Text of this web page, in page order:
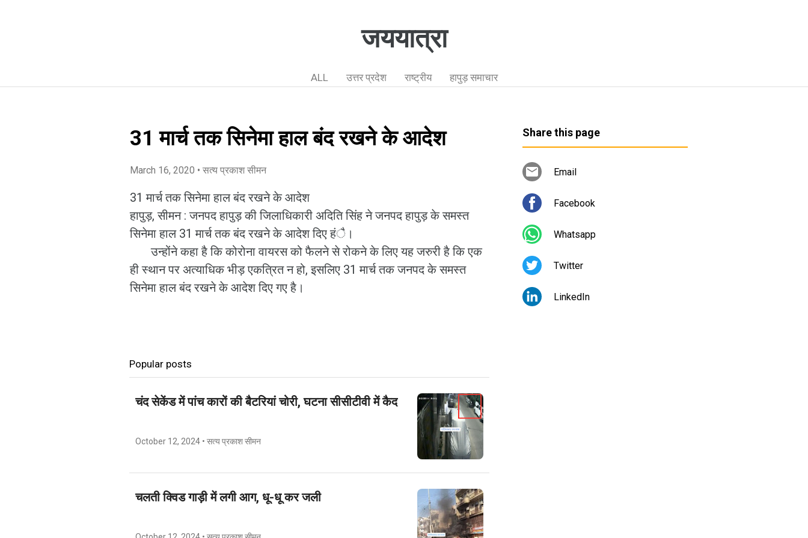
जययात्रा
ALL उत्तर प्रदेश राष्ट्रीय हापुड़ समाचार
31 मार्च तक सिनेमा हाल बंद रखने के आदेश
March 16, 2020 • सत्य प्रकाश सीमन
31 मार्च तक सिनेमा हाल बंद रखने के आदेश
हापुड़, सीमन : जनपद हापुड़ की जिलाधिकारी अदिति सिंह ने जनपद हापुड़ के समस्त
सिनेमा हाल 31 मार्च तक बंद रखने के आदेश दिए हंै।
उन्होंने कहा है कि कोरोना वायरस को फैलने से रोकने के लिए यह जरुरी है कि एक
ही स्थान पर अत्याधिक भीड़ एकत्रित न हो, इसलिए 31 मार्च तक जनपद के समस्त
सिनेमा हाल बंद रखने के आदेश दिए गए है।
Popular posts
चंद सेकेंड में पांच कारों की बैटरियां चोरी, घटना सीसीटीवी में कैद
October 12, 2024 • सत्य प्रकाश सीमन
चलती क्विड गाड़ी में लगी आग, धू-धू कर जली
Share this page
Email
Facebook
Whatsapp
Twitter
LinkedIn